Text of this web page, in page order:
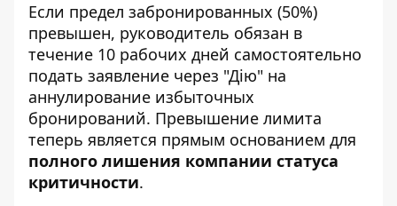
Если предел забронированных (50%)
превышен, руководитель обязан в
течение 10 рабочих дней самостоятельно
подать заявление через "Дію" на
аннулирование избыточных
бронирований. Превышение лимита
теперь является прямым основанием для
полного лишения компании статуса
критичности.